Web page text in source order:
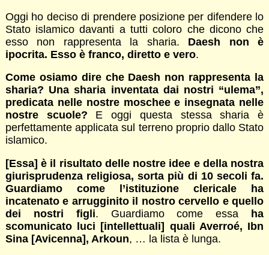
Oggi ho deciso di prendere posizione per difendere lo
Stato islamico davanti a tutti coloro che dicono che
esso non rappresenta la sharia. Daesh non è
ipocrita. Esso è franco, diretto e vero.
Come osiamo dire che Daesh non rappresenta la
sharia? Una sharia inventata dai nostri “ulema”,
predicata nelle nostre moschee e insegnata nelle
nostre scuole? E oggi questa stessa sharia è
perfettamente applicata sul terreno proprio dallo Stato
islamico.
[Essa] è il risultato delle nostre idee e della nostra
giurisprudenza religiosa, sorta più di 10 secoli fa.
Guardiamo come l’istituzione clericale ha
incatenato e arrugginito il nostro cervello e quello
dei nostri figli. Guardiamo come essa ha
scomunicato luci [intellettuali] quali Averroé, Ibn
Sina [Avicenna], Arkoun, … la lista è lunga.